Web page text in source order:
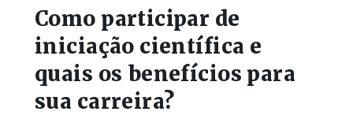
Como participar de
iniciação científica e
quais os benefícios para
sua carreira?